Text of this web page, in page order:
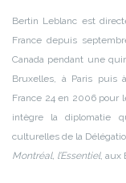
Bertin Leblanc est
France depuis
Canada pendant une
Bruxelles, à Paris puis
France 24 en 2006 pour
intègre la diplomatie
culturelles de la
Montréal, l’Essentiel, aux